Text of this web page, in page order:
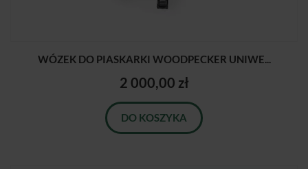
WÓZEK DO PIASKARKI WOODPECKER UNIWE...
2 000,00 zł
DO KOSZYKA